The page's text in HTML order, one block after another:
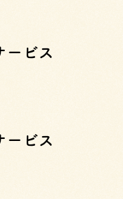
ービス
ービス